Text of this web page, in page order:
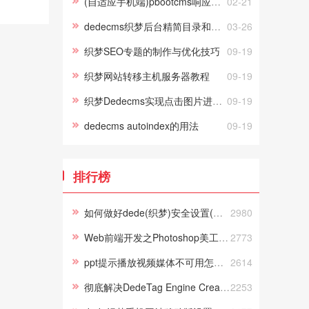
03-26
dedecms织梦后台精简目录和安全具体需要删除哪些文件？
09-19
织梦SEO专题的制作与优化技巧
09-19
织梦网站转移主机服务器教程
09-19
织梦Dedecms实现点击图片进入下一页
09-19
dedecms autoindex的用法
排行榜
2980
如何做好dede(织梦)安全设置(史上最全)
2773
Web前端开发之Photoshop美工切片Photoshop视频教程
2614
ppt提示播放视频媒体不可用怎么办
2253
彻底解决DedeTag Engine Create File False的方法